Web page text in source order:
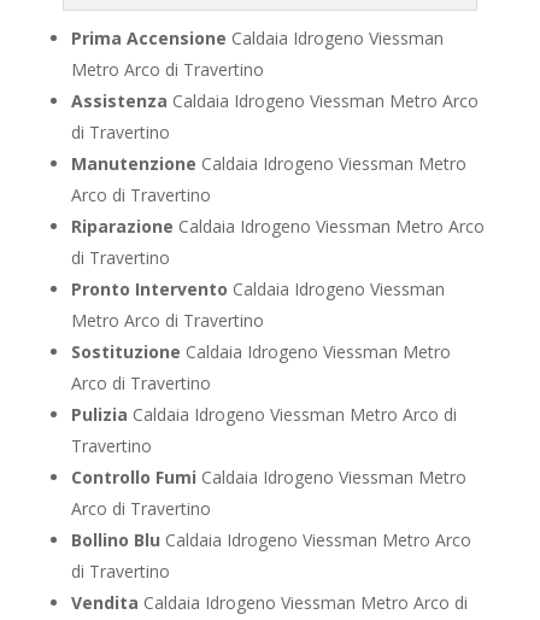
Prima Accensione Caldaia Idrogeno Viessman
Metro Arco di Travertino
Assistenza Caldaia Idrogeno Viessman Metro Arco
di Travertino
Manutenzione Caldaia Idrogeno Viessman Metro
Arco di Travertino
Riparazione Caldaia Idrogeno Viessman Metro Arco
di Travertino
Pronto Intervento Caldaia Idrogeno Viessman
Metro Arco di Travertino
Sostituzione Caldaia Idrogeno Viessman Metro
Arco di Travertino
Pulizia Caldaia Idrogeno Viessman Metro Arco di
Travertino
Controllo Fumi Caldaia Idrogeno Viessman Metro
Arco di Travertino
Bollino Blu Caldaia Idrogeno Viessman Metro Arco
di Travertino
Vendita Caldaia Idrogeno Viessman Metro Arco di